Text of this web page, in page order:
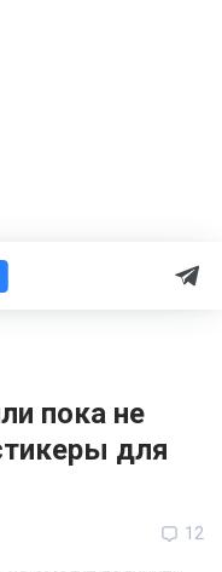
пока не
для
12